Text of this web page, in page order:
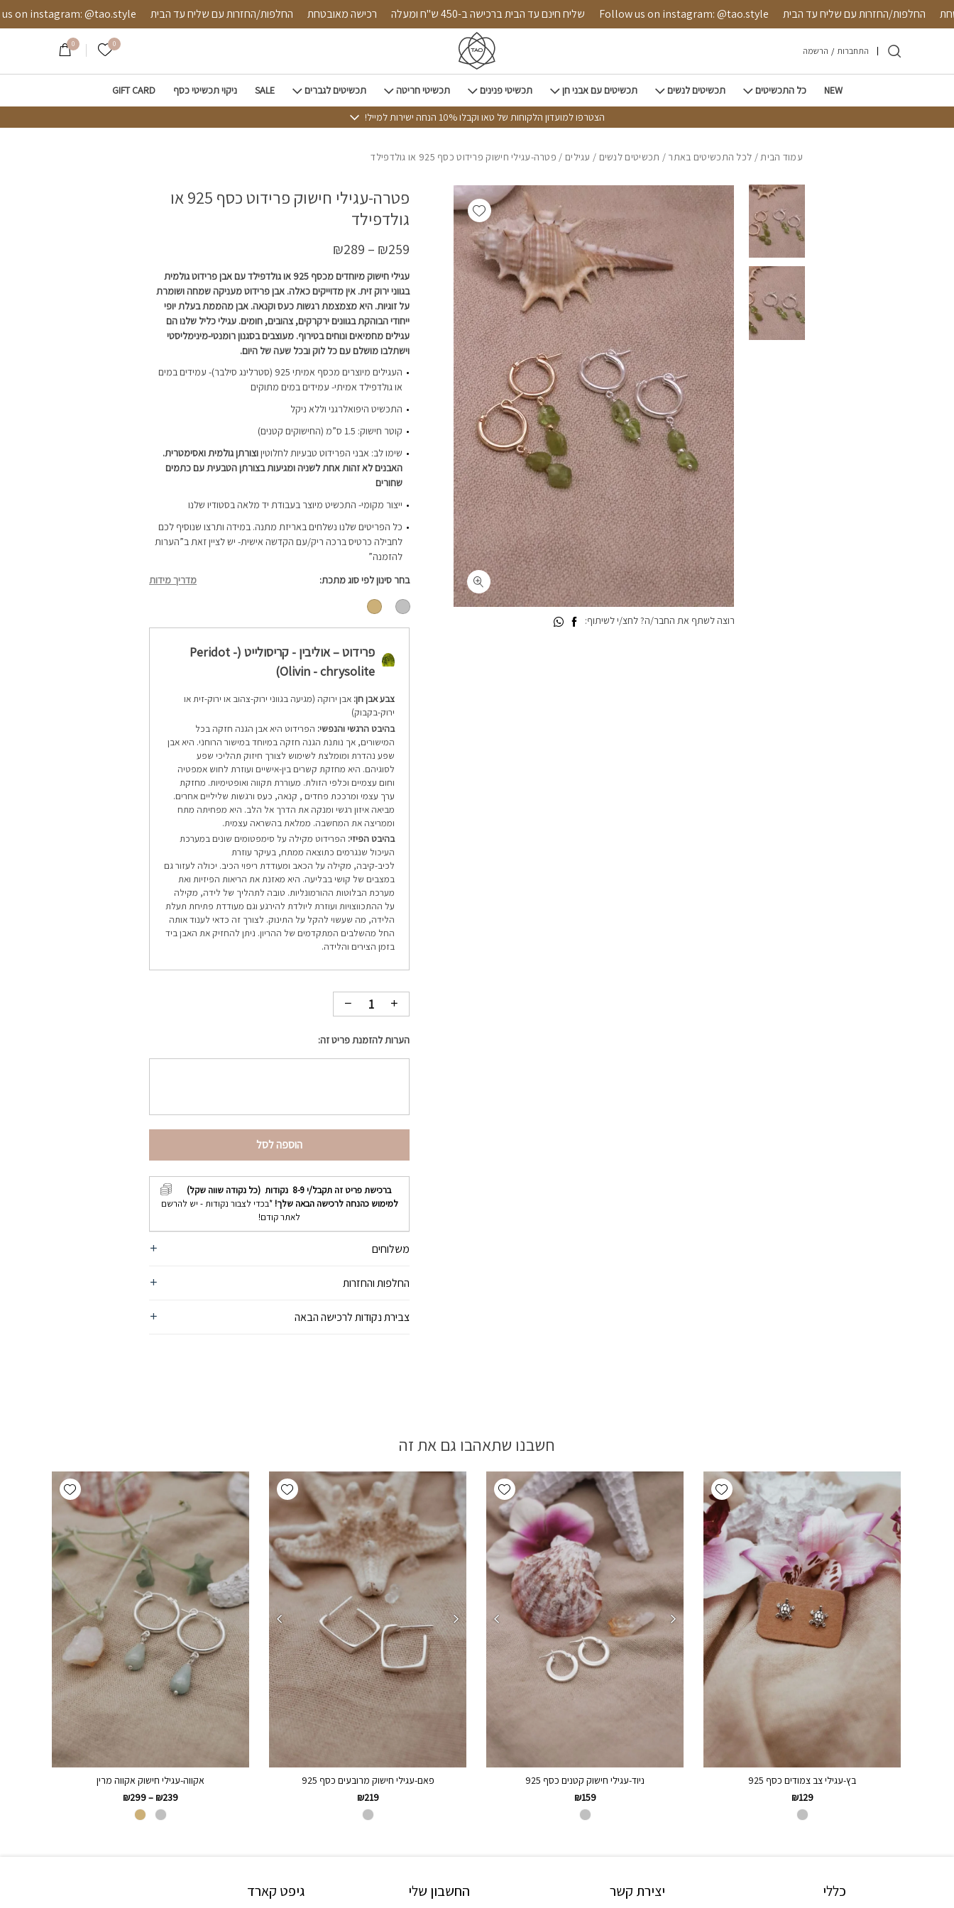
Skip to Content
מאובטחת החלפות/החזרות עם שליח עד הבית Follow us on instagram: @tao.style שליח חינם עד הבית ברכישה ב-450 ש"ח ומעלה רכישה מאובטחת החלפות/החזרות עם שליח עד הבית @tao.style
0 הרשימה שלי
0
התחברות / הרשמה
NEW כל התכשיטים תכשיטים לנשים תכשיטים עם אבני חן תכשיטי פנינים תכשיטי חריטה תכשיטים לגברים SALE ניקוי תכשיטי כסף GIFT CARD
הצטרפו למועדון הלקוחות של טאו וקבלו 10% הנחה ישירות למייל!
עמוד הבית/ לכל התכשיטים באתר / תכשיטים לנשים / עגילים / פטרה-עגילי חישוק פרידוט כסף 925 או גולדפילד
פטרה-עגילי חישוק פרידוט כסף 925 או
גולדפילד
₪259
–
₪289
עגילי חישוק מיוחדים מכסף 925 או גולדפילד עם אבן פרידוט גולמית
בגווני ירוק זית. אין מדוייקים כאלה. אבן פרידוט מעניקה שמחה ושומרת
על זוגיות. היא מצמצמת רגשות כעס וקנאה. אבן מהממת בעלת יופי
ייחודי הבוהקת בגוונים ירקרקים, צהובים, חומים. עגילי כליל שלנו הם
עגילים מחמיאים ונוחים בטירוף. מעוצבים בסגנון רומנטי-מינימליסטי
וישתלבו מושלם עם כל לוק ובכל שעה של היום.
העגילים מיוצרים מכסף אמיתי 925 (סטרלינג סילבר)- עמידים במים
או גולדפילד אמיתי- עמידים במים מתוקים
התכשיט היפואלרגני וללא ניקל
קוטר חישוק: 1.5 ס”מ (החישוקים קטנים)
שימו לב: אבני הפרידוט טבעיות לחלוטיןוצורתן גולמית ואסימטרית.
האבנים לא זהות אחת לשניה ומגיעות בצורתן הטבעית עם כתמים
שחורים
ייצור מקומי- התכשיט מיוצר בעבודת יד מלאה בסטודיו שלנו
כל הפריטים שלנו נשלחים באריזת מתנה. במידה ותרצו שנוסיף לכם
לחבילה כרטיס ברכה ריק/עם הקדשה אישית- יש לציין זאת ב”הערות
להזמנה”
בחר סינון לפי סוג מתכת
מדריך מידות
פרידוט – אוליבין - קריסולייט (Peridot -
Olivin - chrysolite)
צבע אבן חן: אבן ירוקה (מגיעה בגווני ירוק-צהוב או ירוק-זית או
ירוק-בקבוק)
בהיבט הרגשי והנפשי: הפרידוט היא אבן הגנה חזקה בכל
המישורים, אך נותנת הגנה חזקה במיוחד במישור הרוחני. היא אבן
שפע נהדרת ומומלצת לשימוש לצורך חיזוק תהליכי שפע
לסוגיהם. היא מחזקת קשרים בין-אישיים ועוזרת לחוש אמפטיה
וחום עצמיים וכלפי הזולת. מעוררת תקווה ואופטימיות. מחזקת
ערך עצמי ומרככת פחדים , קנאה, כעס ורגשות שליליים אחרים.
מביאה איזון רגשי ומנקה את הדרך אל הלב. היא מפחיתה מתח
וממריצה את המחשבה. ממלאת בהשראה עצמית.
בהיבט הפיזי: הפרידוט מקילה על סימפטומים שונים במערכת
העיכול שנגרמים כתוצאה ממתח, בעיקר עוזרת
לכיב-קיבה, מקילה על הכאב ומעודדת ריפוי הכיב. יכולה לעזור גם
במצבים של קושי בבליעה. היא מאזנת את הריאות הפיזיות ואת
מערכת הבלוטות ההורמונליות. טובה לתהליך של לידה, מקילה
על ההתכווצויות ועוזרת ליולדת להירגע וגם מעודדת פתיחת תעלת
הלידה, מה שעשוי להקל על התינוק. לצורך זה כדאי לענוד אותה
החל מהשלבים המתקדמים של ההריון. ניתן להחזיק את האבן ביד
בזמן הצירים והלידה.
הערות להזמנת פריט זה:
הוספה לסל
ברכישת פריט זה תקבל/י8-9 נקודות (כל נקודה שווה שקל)
למימוש כהנחה לרכישה הבאה שלך! *בכדי לצבור נקודות - יש להרשם
לאתר קודם!
משלוחים
החלפות והחזרות
צבירת נקודות לרכישה הבאה
Add wishlist
רוצה לשתף את החבר/ה? לחצ/י לשיתוף:
חשבנו שתאהבו גם את זה
Add wishlist
בץ-עגילי צב צמודים כסף 925
₪129
Add wishlist
ניוד-עגילי חישוק קטנים כסף 925
₪159
Add wishlist
פאם-עגילי חישוק מרובעים כסף 925
₪219
Add wishlist
אקווה-עגילי חישוק אקווה מרין
₪239
–
₪299
כללי החשבון שלי יצירת קשר גיפט קארד
בחזרה למעלה